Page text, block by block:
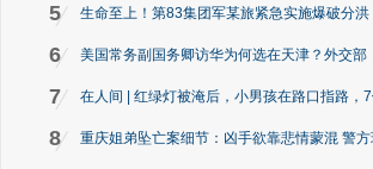
5 生命至上！第83集团军某旅紧急实施爆破分洪
6 美国常务副国务卿访华为何选在天津？外交部
7 在人间 | 红绿灯被淹后，小男孩在路口指路，
8 重庆姐弟坠亡案细节：凶手欲靠悲情蒙混 警